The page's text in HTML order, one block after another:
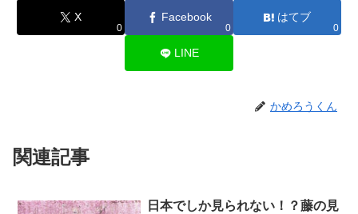
X
0
Facebook
0
はてブ
0
LINE
かめろうくん
関連記事
日本でしか見られない！？藤の見